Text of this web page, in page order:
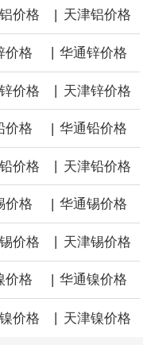
辆。其中，新能源汽车产量
辆，去年同期7794辆。本
年同期38万辆，累计同比增
，去年同期15.33万台，累计同
价格 | 天津铝价格
价格 华通锌价格
价格 | 天津锌价格
价格 | 华通铅价格
价格 天津铅价格
价格 | 华通锡价格
价格 天津锡价格
价格 | 华通镍价格
价格 | 天津镍价格